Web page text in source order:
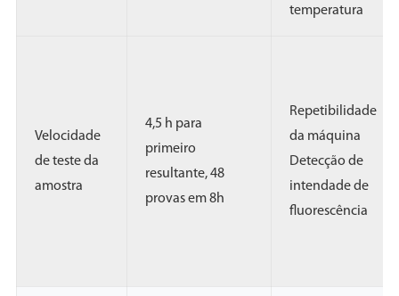
temperatura
Velocidade
de teste da
amostra
4,5 h para
primeiro
resultante, 48
provas em 8h
Repetibilidade
da máquina
Detecção de
intendade de
fluorescência